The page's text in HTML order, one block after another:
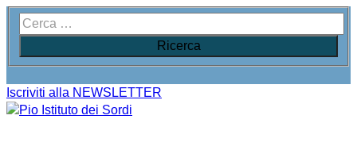
Iscriviti alla NEWSLETTER